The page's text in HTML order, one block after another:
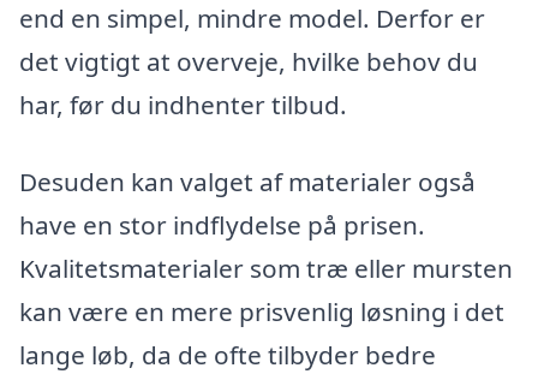
end en simpel, mindre model. Derfor er
det vigtigt at overveje, hvilke behov du
har, før du indhenter tilbud.
Desuden kan valget af materialer også
have en stor indflydelse på prisen.
Kvalitetsmaterialer som træ eller mursten
kan være en mere prisvenlig løsning i det
lange løb, da de ofte tilbyder bedre